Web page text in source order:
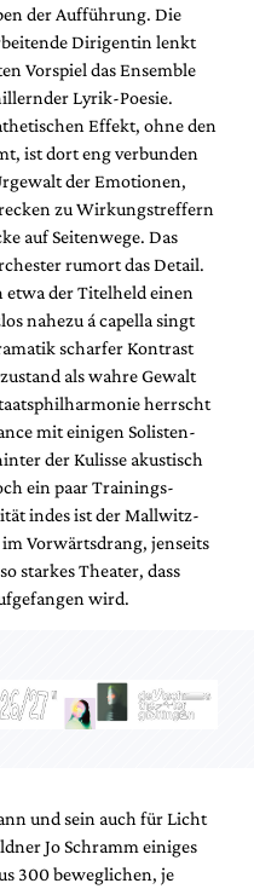
der Aufführung. Die
Dirigentin lenkt
Vorspiel das Ensemble
Lyrik-Poesie.
Effekt, ohne den
ist dort eng verbunden
der Emotionen,
zu Wirkungstreffern
auf Seitenwege. Das
rumort das Detail.
der Titelheld einen
nahezu á capella singt
scharfer Kontrast
als wahre Gewalt
herrscht
mit einigen Solisten-
der Kulisse akustisch
ein paar Trainings-
indes ist der Mallwitz-
Vorwärtsdrang, jenseits
starkes Theater, dass
wird.
und sein auch für Licht
Jo Schramm einiges
300 beweglichen, je